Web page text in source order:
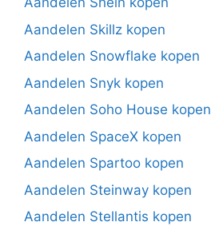
Aandelen Skillz kopen
Aandelen Snowflake kopen
Aandelen Snyk kopen
Aandelen Soho House kopen
Aandelen SpaceX kopen
Aandelen Spartoo kopen
Aandelen Steinway kopen
Aandelen Stellantis kopen